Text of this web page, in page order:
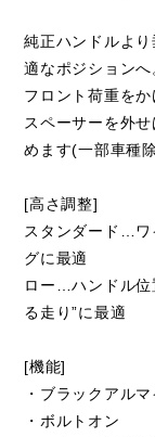
純正ハンドルよ
適なポジションへ
フロント荷重を
スペーサーを外
めます(一部車種除
[高さ調整]
スタンダード…ワ
グに最適
ロー…ハンドル位
る走り”に最適
[機能]
・ブラックアルマ
・ボルトオン